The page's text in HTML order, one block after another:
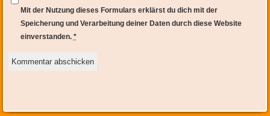
Mit der Nutzung dieses Formulars erklärst du dich mit der
Speicherung und Verarbeitung deiner Daten durch diese Website
einverstanden. *